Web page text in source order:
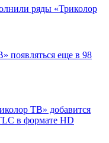
ряды «Триколор
появляться еще в 98
ТВ» добавится
в формате HD